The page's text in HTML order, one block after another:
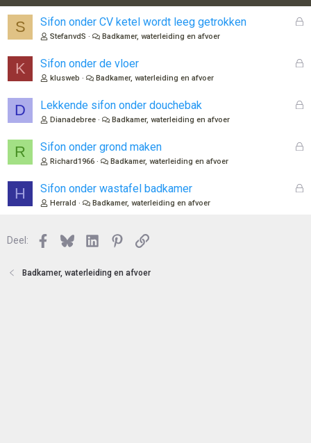
S
G
n
Sifon onder CV ketel wordt leeg getrokken
StefanvdS Badkamer, waterleiding en afvoer
K
G
n
Sifon onder de vloer
klusweb Badkamer, waterleiding en afvoer
D
G
n
Lekkende sifon onder douchebak
Dianadebree Badkamer, waterleiding en afvoer
R
G
Sifon onder grond maken
Richard1966 Badkamer, waterleiding en afvoer
H
G
Sifon onder wastafel badkamer
Herrald Badkamer, waterleiding en afvoer
Deel: Facebook
BlueskyLinkedInPinterest
Link
Badkamer, waterleiding en afvoer